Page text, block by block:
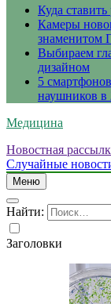
Куда
Камеры
знаменитом
Выбираем
дизайном
5
наушников в
Медицина
Новостная
Случайные
Меню
Найти:
Заголовки